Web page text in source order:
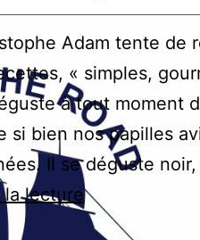
Adam tente de
« simples,
à tout moment
si bien nos papilles
Il se déguste noir,
la lectureChocolat
Christophe